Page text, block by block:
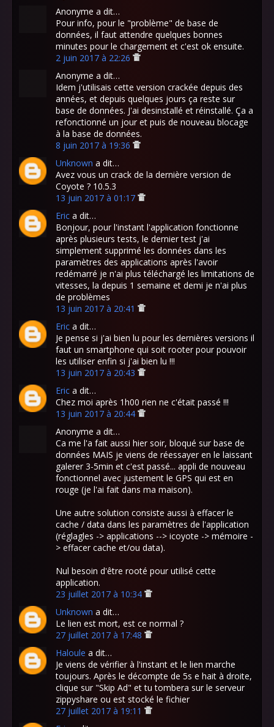
Anonyme a dit…
Pour info, pour le "problème" de base de
données, il faut attendre quelques bonnes
minutes pour le chargement et c'est ok ensuite.
2 juin 2017 à 22:26
Anonyme a dit…
Idem j'utilisais cette version crackée depuis des
années, et depuis quelques jours ça reste sur
base de données. J'ai desinstallé et réinstallé. Ça a
refonctionné un jour et puis de nouveau blocage
à la base de données.
8 juin 2017 à 19:36
Unknown a dit…
Avez vous un crack de la dernière version de
Coyote ? 10.5.3
13 juin 2017 à 01:17
Eric a dit…
Bonjour, pour l'instant l'application fonctionne
après plusieurs tests, le dernier test j'ai
simplement supprimé les données dans les
paramètres des applications après l'avoir
redémarré je n'ai plus téléchargé les limitations de
vitesses, la depuis 1 semaine et demi je n'ai plus
de problèmes
13 juin 2017 à 20:41
Eric a dit…
Je pense si j'ai bien lu pour les dernières versions il
faut un smartphone qui soit rooter pour pouvoir
les utiliser enfin si j'ai bien lu !!!
13 juin 2017 à 20:43
Eric a dit…
Chez moi après 1h00 rien ne c'était passé !!!
13 juin 2017 à 20:44
Anonyme a dit…
Ca me l'a fait aussi hier soir, bloqué sur base de
données MAIS je viens de réessayer en le laissant
galerer 3-5min et c'est passé... appli de nouveau
fonctionnel avec justement le GPS qui est en
rouge (je l'ai fait dans ma maison).
Une autre solution consiste aussi à effacer le
cache / data dans les paramètres de l'application
(réglagles -> applications --> icoyote -> mémoire -
> effacer cache et/ou data).
Nul besoin d'être rooté pour utilisé cette
application.
23 juillet 2017 à 10:34
Unknown a dit…
Le lien est mort, est ce normal ?
27 juillet 2017 à 17:48
Haloule a dit…
Je viens de vérifier à l'instant et le lien marche
toujours. Après le décompte de 5s e hait à droite,
clique sur "Skip Ad" et tu tombera sur le serveur
zippyshare ou est stocké le fichier
27 juillet 2017 à 19:11